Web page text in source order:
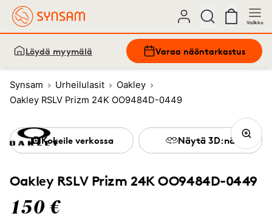
Valikko
Löydä myymälä Varaa näöntarkastus
Synsam Urheilulasit
Oakley
Oakley RSLV Prizm 24K OO9484D-0449
Oakley RSLV Prizm 24K OO9484D-0449
150 €
Kokeile verkossa Näytä 3D:nä